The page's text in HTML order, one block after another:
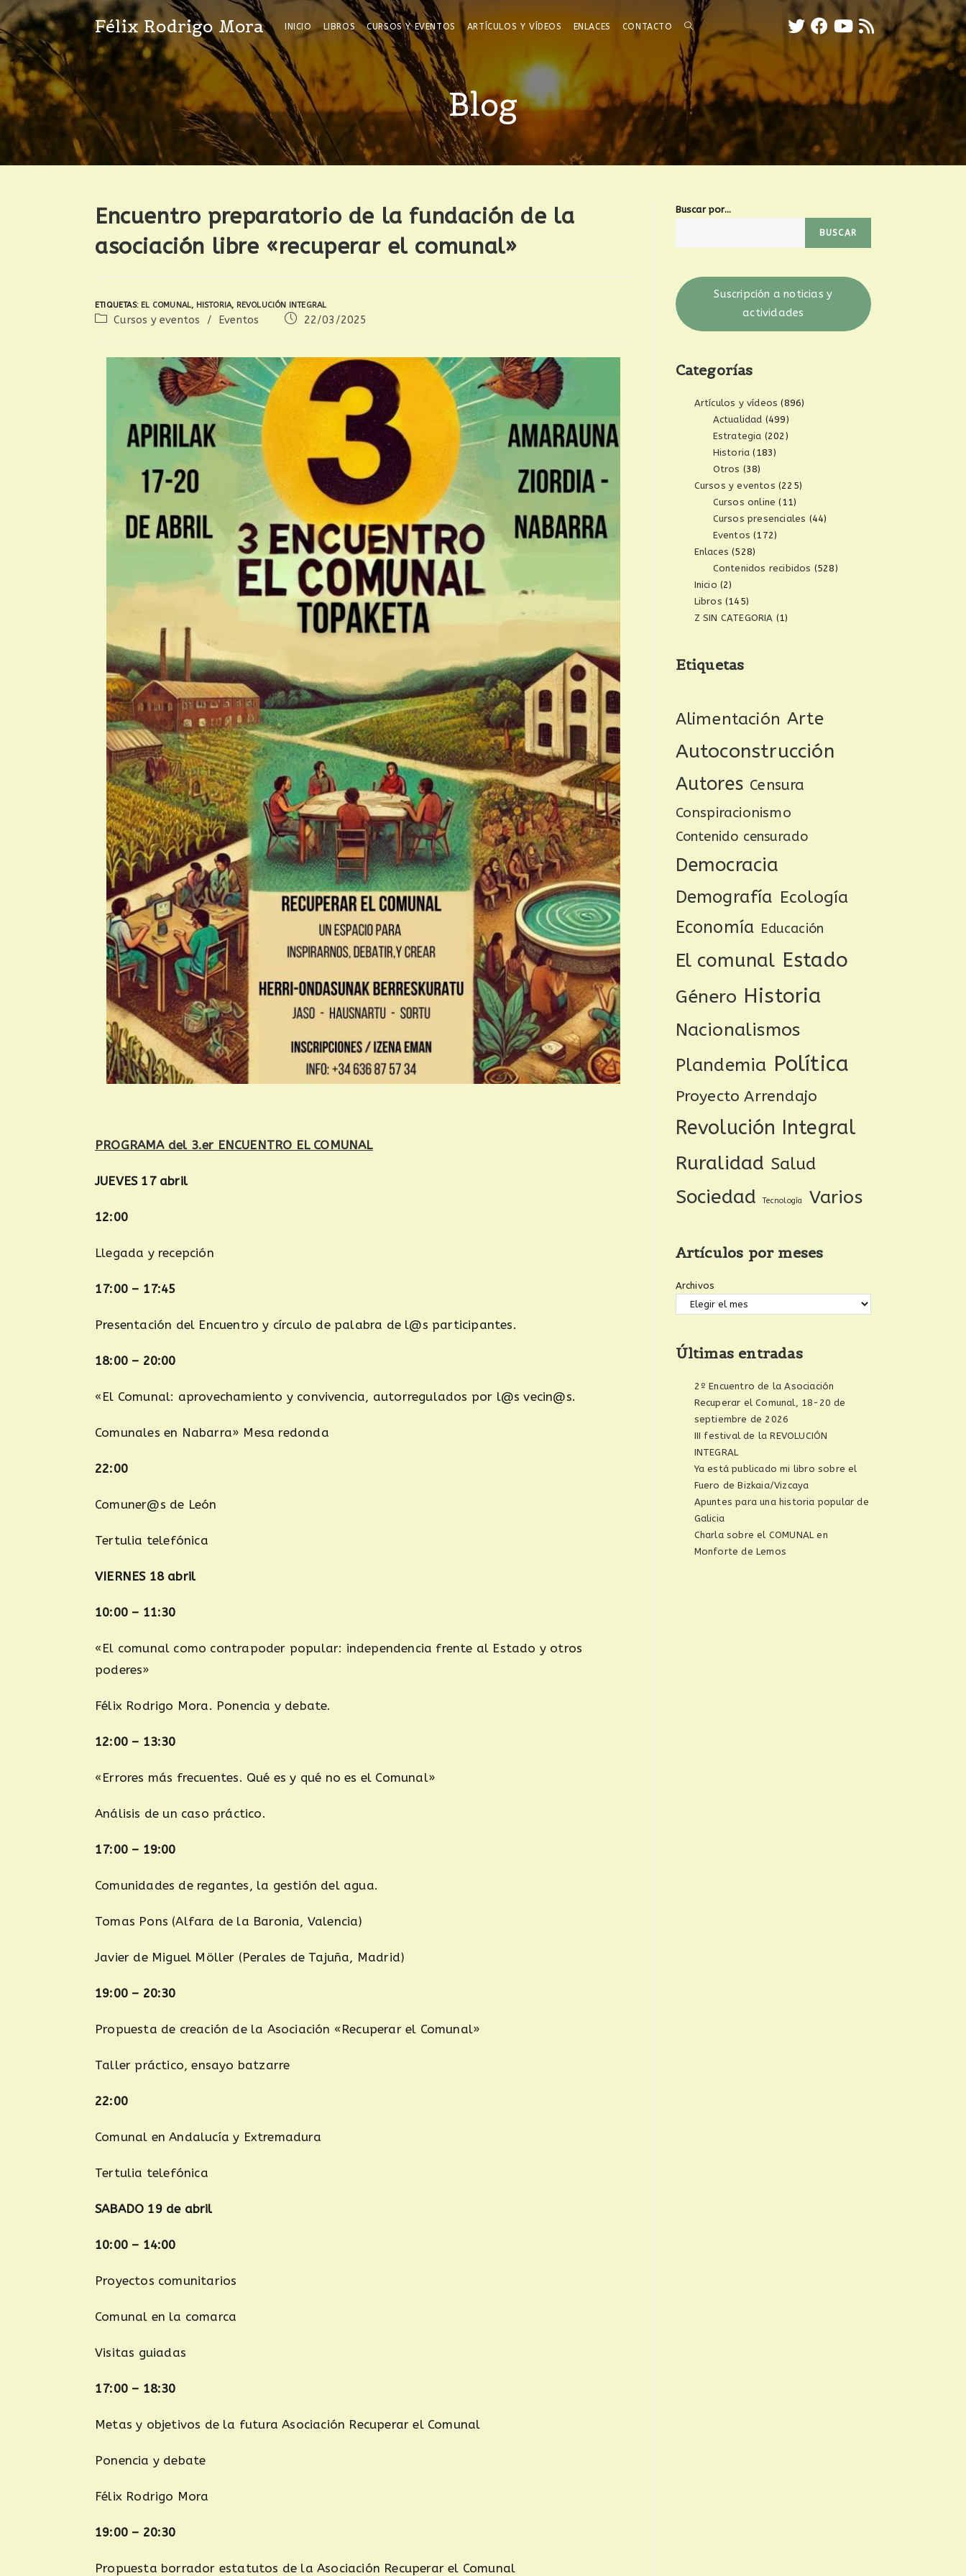
Félix Rodrigo Mora INICIO LIBROS CURSOS Y EVENTOS ARTÍCULOS Y VÍDEOS ENLACES CONTACTO
Blog
Encuentro preparatorio de la fundación de la
asociación libre «recuperar el comunal»
ETIQUETAS: EL COMUNAL, HISTORIA, REVOLUCIÓN INTEGRAL
Cursos y eventos / Eventos 22/03/2025
PROGRAMA del 3.er ENCUENTRO EL COMUNAL
JUEVES 17 abril
12:00
Llegada y recepción
17:00 – 17:45
Presentación del Encuentro y círculo de palabra de l@s participantes.
18:00 – 20:00
«El Comunal: aprovechamiento y convivencia, autorregulados por l@s vecin@s.
Comunales en Nabarra» Mesa redonda
22:00
Comuner@s de León
Tertulia telefónica
VIERNES 18 abril
10:00 – 11:30
«El comunal como contrapoder popular: independencia frente al Estado y otros
poderes»
Félix Rodrigo Mora. Ponencia y debate.
12:00 – 13:30
«Errores más frecuentes. Qué es y qué no es el Comunal»
Análisis de un caso práctico.
17:00 – 19:00
Comunidades de regantes, la gestión del agua.
Tomas Pons (Alfara de la Baronia, Valencia)
Javier de Miguel Möller (Perales de Tajuña, Madrid)
19:00 – 20:30
Propuesta de creación de la Asociación «Recuperar el Comunal»
Taller práctico, ensayo batzarre
22:00
Comunal en Andalucía y Extremadura
Tertulia telefónica
SABADO 19 de abril
10:00 – 14:00
Proyectos comunitarios
Comunal en la comarca
Visitas guiadas
17:00 – 18:30
Metas y objetivos de la futura Asociación Recuperar el Comunal
Ponencia y debate
Félix Rodrigo Mora
19:00 – 20:30
Propuesta borrador estatutos de la Asociación Recuperar el Comunal
Buscar por...
BUSCAR
Suscripción a noticias y
actividades
Categorías
Artículos y vídeos (896)
Actualidad (499)
Estrategia (202)
Historia (183)
Otros (38)
Cursos y eventos (225)
Cursos online (11)
Cursos presenciales (44)
Eventos (172)
Enlaces (528)
Contenidos recibidos (528)
Inicio (2)
Libros (145)
Z SIN CATEGORIA (1)
Etiquetas
Alimentación Arte
Autoconstrucción
Autores Censura
Conspiracionismo
Contenido censurado
Democracia
Demografía Ecología
Economía Educación
El comunal Estado
Género Historia
Nacionalismos
Plandemia Política
Proyecto Arrendajo
Revolución Integral
Ruralidad Salud
Sociedad Tecnología Varios
Artículos por meses
Archivos
Últimas entradas
2º Encuentro de la Asociación
Recuperar el Comunal, 18-20 de
septiembre de 2026
III festival de la REVOLUCIÓN
INTEGRAL
Ya está publicado mi libro sobre el
Fuero de Bizkaia/Vizcaya
Apuntes para una historia popular de
Galicia
Charla sobre el COMUNAL en
Monforte de Lemos